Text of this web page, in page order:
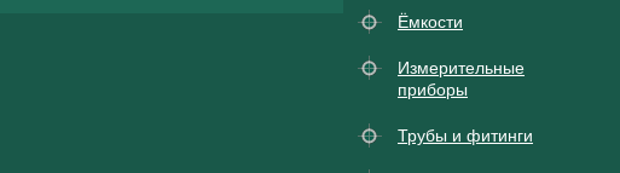
Ёмкости
Измерительные
приборы
Трубы и фитинги